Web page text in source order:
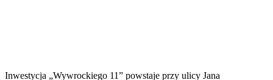
Inwestycja „Wywrockiego 11” powstaje przy ulicy Jana